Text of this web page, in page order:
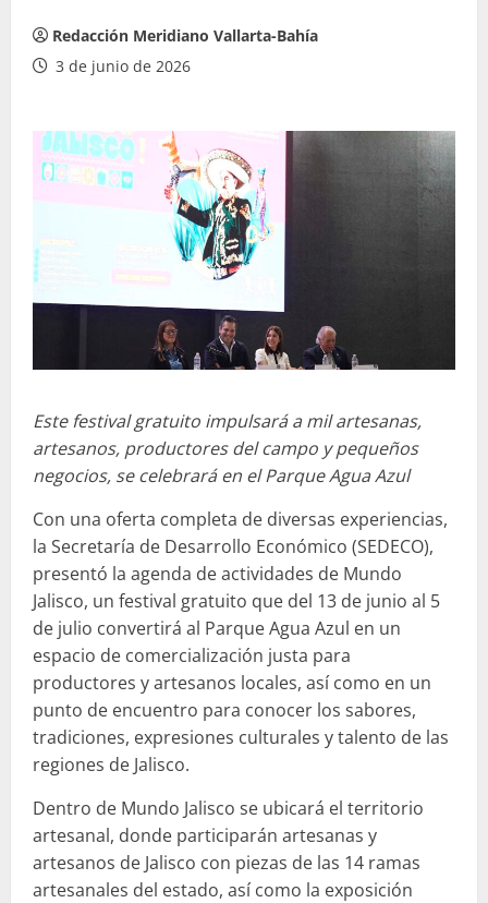
Redacción Meridiano Vallarta-Bahía
3 de junio de 2026
Este festival gratuito impulsará a mil artesanas,
artesanos, productores del campo y pequeños
negocios, se celebrará en el Parque Agua Azul
Con una oferta completa de diversas experiencias,
la Secretaría de Desarrollo Económico (SEDECO),
presentó la agenda de actividades de Mundo
Jalisco, un festival gratuito que del 13 de junio al 5
de julio convertirá al Parque Agua Azul en un
espacio de comercialización justa para
productores y artesanos locales, así como en un
punto de encuentro para conocer los sabores,
tradiciones, expresiones culturales y talento de las
regiones de Jalisco.
Dentro de Mundo Jalisco se ubicará el territorio
artesanal, donde participarán artesanas y
artesanos de Jalisco con piezas de las 14 ramas
artesanales del estado, así como la exposición